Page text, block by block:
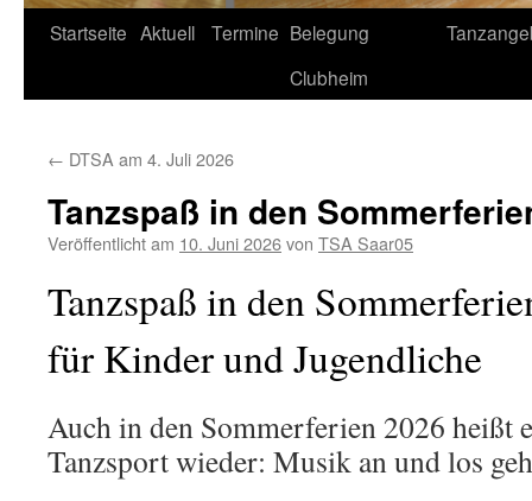
Startseite Aktuell Termine Belegung
Clubheim
← DTSA am 4. Juli 2026
Tanzspaß in den
Veröffentlicht am 10. Juni 2026von TSA Saar05
Tanzspaß in den
für Kinder und Jugendliche
Auch in den Sommerferien 2026 heißt
Tanzsport wieder: Musik an und los